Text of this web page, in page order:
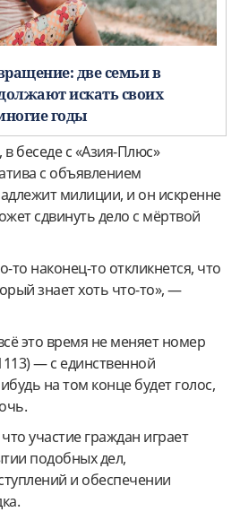
две семьи в
искать своих
годы
беседе с «Азия-Плюс»
с объявлением
милиции, и он искренне
сдвинуть дело с мёртвой
то наконец-то откликнется, что
знает хоть что-то», —
это время не меняет номер
— с единственной
на том конце будет голос,
участие граждан играет
подобных дел,
и обеспечении